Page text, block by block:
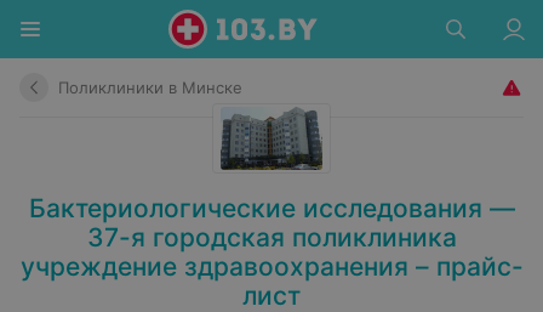
Поликлиники в Минске
Бактериологические исследования —
37-я городская поликлиника
учреждение здравоохранения – прайс-
лист